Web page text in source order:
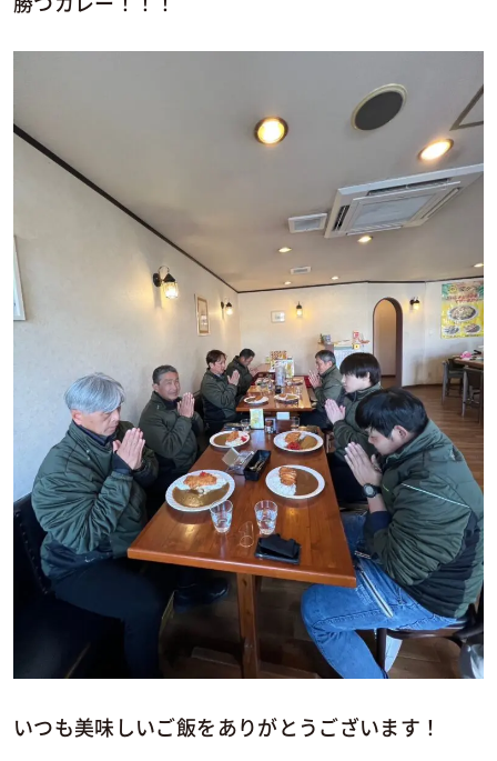
いつも美味しいご飯をありがとうございます！